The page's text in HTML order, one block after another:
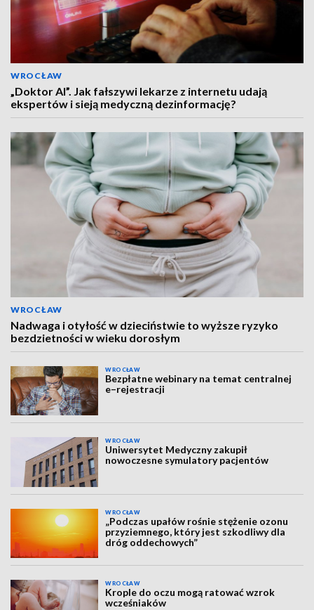
WROCŁAW
„Doktor AI”. Jak fałszywi lekarze z internetu udają
ekspertów i sieją medyczną dezinformację?
WROCŁAW
Nadwaga i otyłość w dzieciństwie to wyższe ryzyko
bezdzietności w wieku dorosłym
WROCŁAW
Bezpłatne webinary na temat centralnej
e–rejestracji
WROCŁAW
Uniwersytet Medyczny zakupił
nowoczesne symulatory pacjentów
WROCŁAW
„Podczas upałów rośnie stężenie ozonu
przyziemnego, który jest szkodliwy dla
dróg oddechowych”
WROCŁAW
Krople do oczu mogą ratować wzrok
wcześniaków